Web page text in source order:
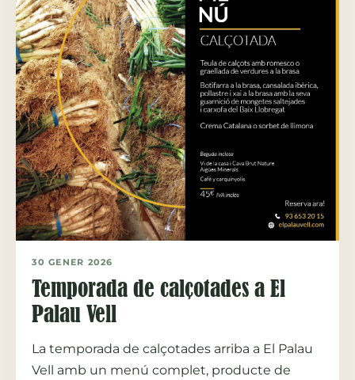
30 GENER 2026
Temporada de calçotades a El
Palau Vell
La temporada de calçotades arriba a El Palau
Vell amb un menú complet, producte de